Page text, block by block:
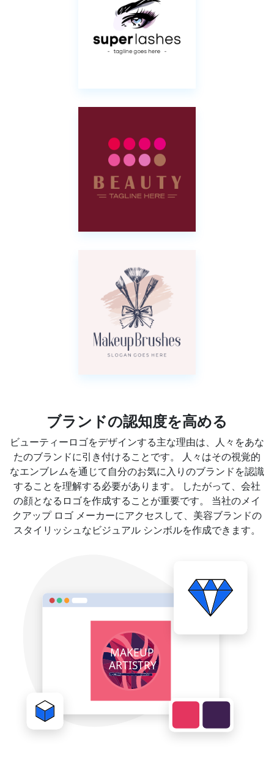
ブランドの認知度を高める
ビューティーロゴをデザインする主な理由は、人々をあな
たのブランドに引き付けることです。 人々はその視覚的
なエンブレムを通じて自分のお気に入りのブランドを認識
することを理解する必要があります。 したがって、会社
の顔となるロゴを作成することが重要です。 当社のメイ
クアップ ロゴ メーカーにアクセスして、美容ブランドの
スタイリッシュなビジュアル シンボルを作成できます。